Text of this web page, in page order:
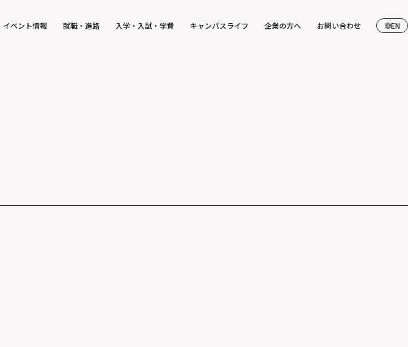
イベント情報 就職・進路 入学・入試・学費 キャンパスライフ 企業の方へ お問い合わせ EN